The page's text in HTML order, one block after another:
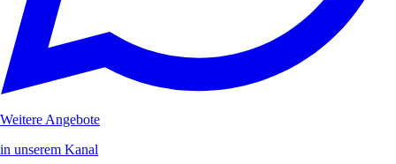
Weitere Angebote
in unserem Kanal